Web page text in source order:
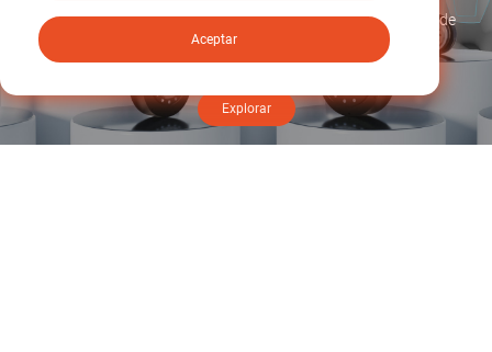
empresa de alta tecnología especializada en transmisiones de
Explorar
Aceptar